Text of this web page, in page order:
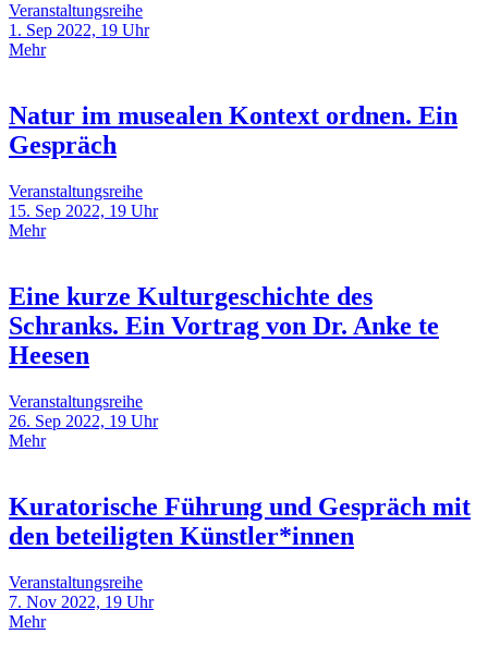
Veranstaltungsreihe
1. Sep 2022, 19 Uhr
Mehr
Natur im musealen Kontext ordnen. Ein
Gespräch
Veranstaltungsreihe
15. Sep 2022, 19 Uhr
Mehr
Eine kurze Kulturgeschichte des
Schranks. Ein Vortrag von Dr. Anke te
Heesen
Veranstaltungsreihe
26. Sep 2022, 19 Uhr
Mehr
Kuratorische Führung und Gespräch mit
den beteiligten Künstler*innen
Veranstaltungsreihe
7. Nov 2022, 19 Uhr
Mehr